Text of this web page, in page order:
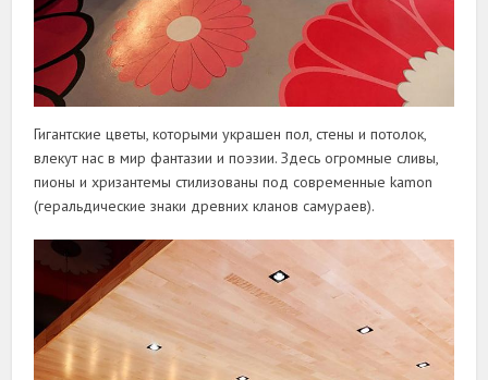
Гигантские цветы, которыми украшен пол, стены и потолок,
влекут нас в мир фантазии и поэзии. Здесь огромные сливы,
пионы и хризантемы стилизованы под современные kamon
(геральдические знаки древних кланов самураев).